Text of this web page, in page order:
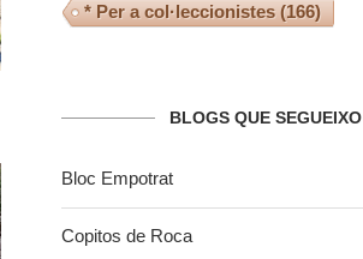
* Per a col·leccionistes (166)
BLOGS QUE SEGUEIXO
Bloc Empotrat
Copitos de Roca